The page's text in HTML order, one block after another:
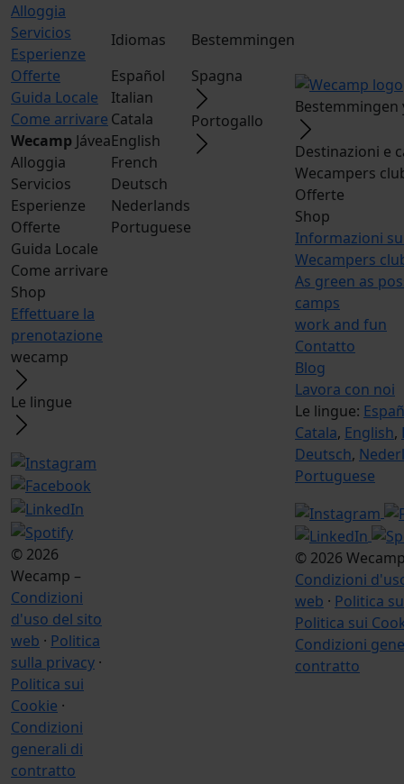
Alloggia
Servicios
Esperienze
Offerte
Guida Locale
Come arrivare
Wecamp Jávea
Alloggia
Servicios
Esperienze
Offerte
Guida Locale
Come arrivare
Shop
Effettuare la
prenotazione
wecamp
Le lingue
© 2026
Wecamp –
Condizioni
d'uso del sito
web · Politica
sulla privacy ·
Politica sui
Cookie ·
Condizioni
generali di
contratto
Idiomas
Español
Italian
Catala
English
French
Deutsch
Nederlands
Portuguese
Bestemmingen
Spagna
Portogallo
Bestemmingen
Destinazioni e
Wecampers
Offerte
Shop
Informazioni
Wecampers
As green as
camps
work and fun
Contatto
Blog
Lavora con noi
Le lingue:
Catala, English,
Deutsch,
Portuguese
© 2026
Condizioni
web · Politica
Politica sui
Condizioni
contratto